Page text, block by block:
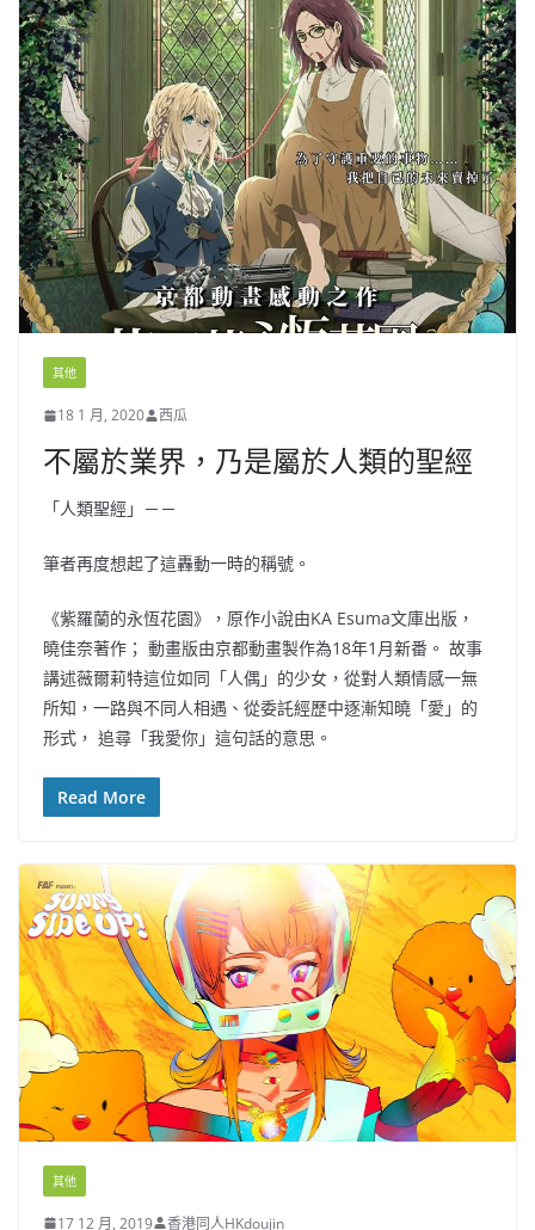
其他
18 1 月, 2020 西瓜
不屬於業界，乃是屬於人類的聖經
「人類聖經」－－
筆者再度想起了這轟動一時的稱號。
《紫羅蘭的永恆花園》，原作小說由KA Esuma文庫出版，
曉佳奈著作； 動畫版由京都動畫製作為18年1月新番。 故事
講述薇爾莉特這位如同「人偶」的少女，從對人類情感一無
所知，一路與不同人相遇、從委託經歷中逐漸知曉「愛」的
形式， 追尋「我愛你」這句話的意思。
Read More
其他
17 12 月, 2019 香港同人HKdoujin